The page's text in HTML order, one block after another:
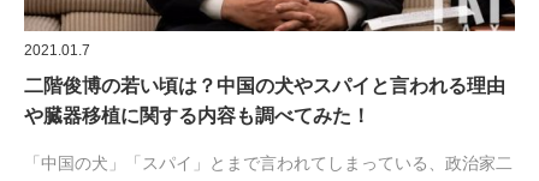
2021.01.7
二階俊博の若い頃は？中国の犬やスパイと言われる理由
や臓器移植に関する内容も調べてみた！
「中国の犬」「スパイ」とまで言われてしまっている、政治家二